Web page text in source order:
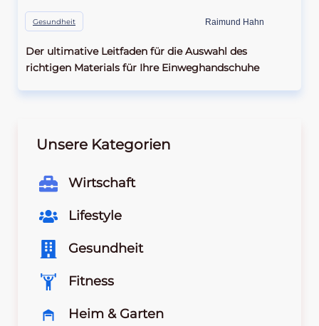
Gesundheit Raimund Hahn
Der ultimative Leitfaden für die Auswahl des
richtigen Materials für Ihre Einweghandschuhe
Unsere Kategorien
Wirtschaft
Lifestyle
Gesundheit
Fitness
Heim & Garten